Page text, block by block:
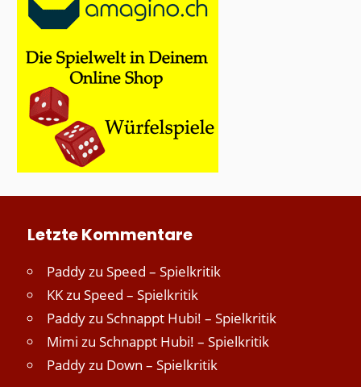
Letzte Kommentare
Paddyzu Speed – Spielkritik
KKzu Speed – Spielkritik
Paddyzu Schnappt Hubi! – Spielkritik
Mimi zu Schnappt Hubi! – Spielkritik
Paddyzu Down – Spielkritik